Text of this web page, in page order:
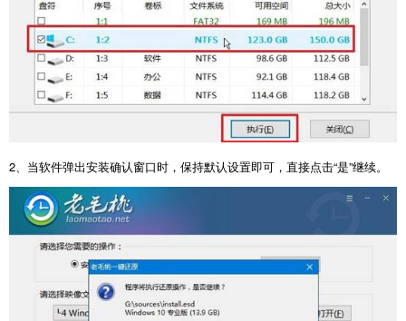
2、当软件弹出安装确认窗口时，保持默认设置即可，直接点击“是”继续。